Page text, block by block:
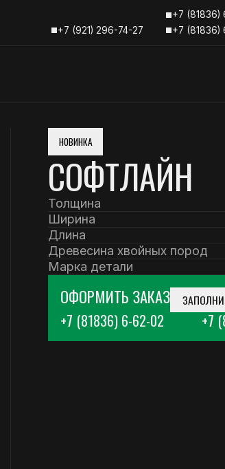
+7 (921) 296-74-27
+7 (81836) 6-62-02
+7 (81836) 6-62-03
СОФТЛАЙН
Древесина хвойных пород
Марка детали
ОФОРМИТЬ ЗАКАЗ ЗАПОЛНИТЬ ФОРМУ
+7 (81836) 6-62-02 +7 (81836) 6-62-03